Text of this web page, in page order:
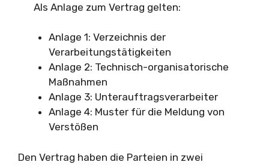
Als Anlage zum Vertrag gelten:
Anlage 1: Verzeichnis der
Verarbeitungstätigkeiten
Anlage 2: Technisch-organisatorische
Maßnahmen
Anlage 3: Unterauftragsverarbeiter
Anlage 4: Muster für die Meldung von
Verstößen
Den Vertrag haben die Parteien in zwei